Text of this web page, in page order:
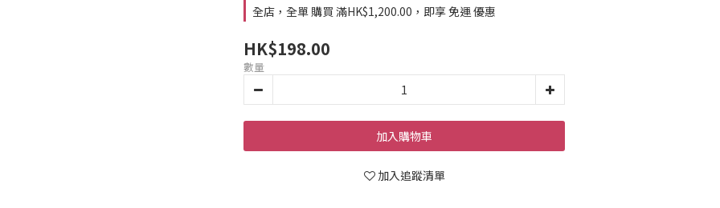
全店，全單 購買 滿HK$1,200.00，即享 免運 優惠
HK$198.00
數量
加入購物車
加入追蹤清單